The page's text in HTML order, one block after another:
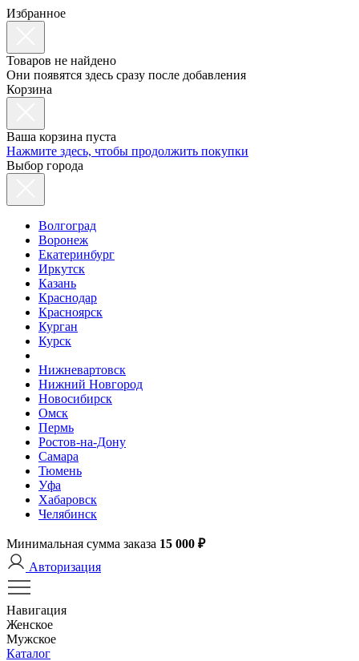
Избранное
Товаров не найдено
Они появятся здесь сразу после добавления
Корзина
Ваша корзина пуста
Нажмите здесь, чтобы продолжить покупки
Выбор города
Волгоград
Воронеж
Екатеринбург
Иркутск
Казань
Краснодар
Красноярск
Курган
Курск
Нижневартовск
Нижний Новгород
Новосибирск
Омск
Пермь
Ростов-на-Дону
Самара
Тюмень
Уфа
Хабаровск
Челябинск
Минимальная сумма заказа 15 000 ₽
Авторизация
Навигация
Женское
Мужское
Каталог